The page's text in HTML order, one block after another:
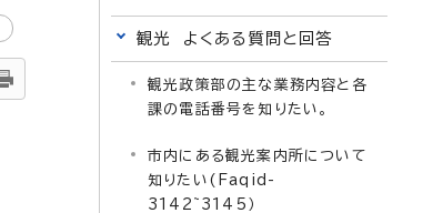
観光 よくある質問と回答
観光政策部の主な業務内容と各
課の電話番号を知りたい。
市内にある観光案内所について
知りたい(Faqid-
3142~3145）